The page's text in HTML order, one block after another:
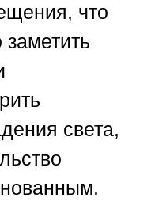
что
заметить
света,